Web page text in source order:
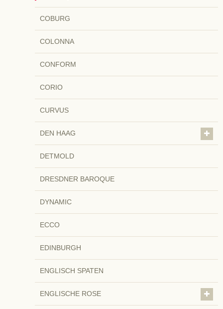
COBURG
COLONNA
CONFORM
CORIO
CURVUS
DEN HAAG
DETMOLD
DRESDNER BAROQUE
DYNAMIC
ECCO
EDINBURGH
ENGLISCH SPATEN
ENGLISCHE ROSE